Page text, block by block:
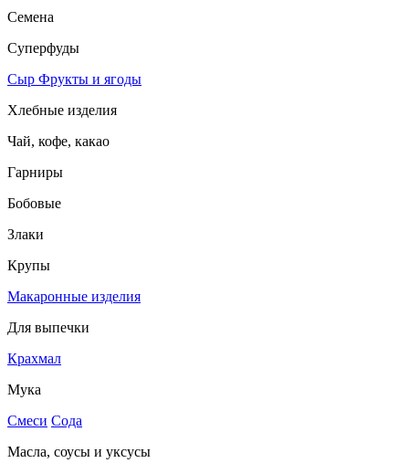
Семена
Суперфуды
Сыр Фрукты и ягоды
Хлебные изделия
Чай, кофе, какао
Гарниры
Бобовые
Злаки
Крупы
Макаронные изделия
Для выпечки
Крахмал
Мука
Смеси Сода
Масла, соусы и уксусы